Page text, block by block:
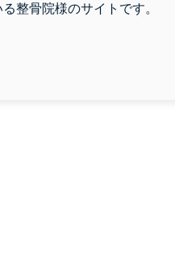
整骨院様のサイトです。